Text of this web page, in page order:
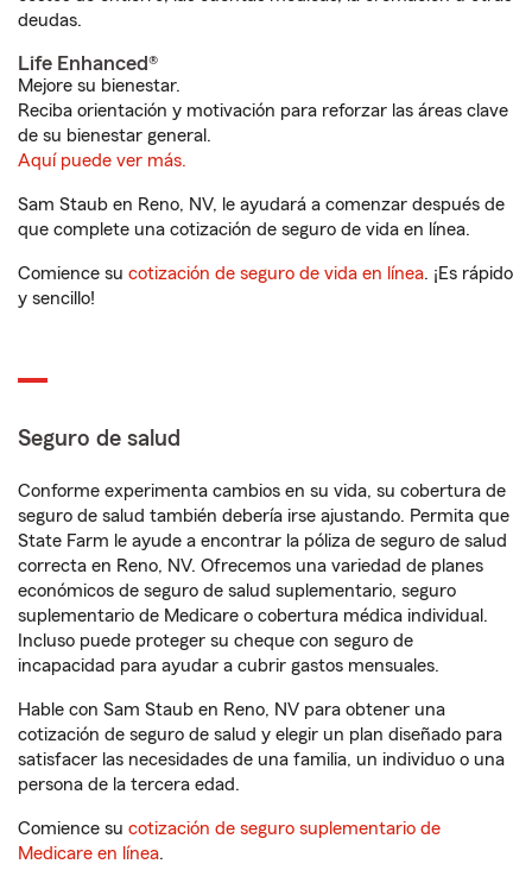
deudas.
Life Enhanced®
Mejore su bienestar.
Reciba orientación y motivación para reforzar las áreas clave
de su bienestar general.
Aquí puede ver más.
Sam Staub en Reno, NV, le ayudará a comenzar después de
que complete una cotización de seguro de vida en línea.
Comience su cotización de seguro de vida en línea. ¡Es rápido
y sencillo!
Seguro de salud
Conforme experimenta cambios en su vida, su cobertura de
seguro de salud también debería irse ajustando. Permita que
State Farm le ayude a encontrar la póliza de seguro de salud
correcta en Reno, NV. Ofrecemos una variedad de planes
económicos de seguro de salud suplementario, seguro
suplementario de Medicare o cobertura médica individual.
Incluso puede proteger su cheque con seguro de
incapacidad para ayudar a cubrir gastos mensuales.
Hable con Sam Staub en Reno, NV para obtener una
cotización de seguro de salud y elegir un plan diseñado para
satisfacer las necesidades de una familia, un individuo o una
persona de la tercera edad.
Comience su cotización de seguro suplementario de
Medicare en línea.